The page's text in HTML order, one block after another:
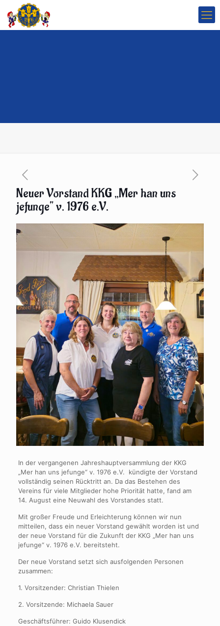
Neuer Vorstand KKG „Mer han uns
jefunge“ v. 1976 e.V.
In der vergangenen Jahreshauptversammlung der KKG
„Mer han uns jefunge“ v. 1976 e.V. kündigte der Vorstand
vollständig seinen Rücktritt an. Da das Bestehen des
Vereins für viele Mitglieder hohe Priorität hatte, fand am
14. August eine Neuwahl des Vorstandes statt.
Mit großer Freude und Erleichterung können wir nun
mitteilen, dass ein neuer Vorstand gewählt worden ist und
der neue Vorstand für die Zukunft der KKG „Mer han uns
jefunge“ v. 1976 e.V. bereitsteht.
Der neue Vorstand setzt sich ausfolgenden Personen
zusammen:
1. Vorsitzender: Christian Thielen
2. Vorsitzende: Michaela Sauer
Geschäftsführer: Guido Klusendick